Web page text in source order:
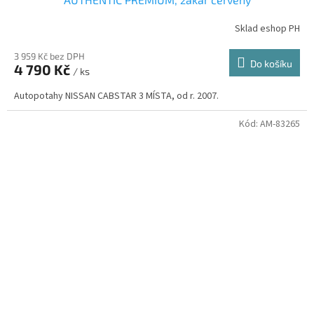
Sklad eshop PH
3 959 Kč bez DPH
4 790 Kč / ks
Do košíku
Autopotahy NISSAN CABSTAR 3 MÍSTA, od r. 2007.
Kód: AM-83265